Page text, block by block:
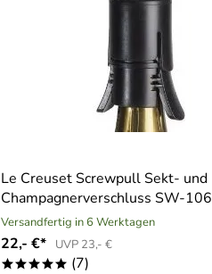
Le Creuset Screwpull Sekt- und
Champagnerverschluss SW-106
Versandfertig in 6 Werktagen
22,- €* UVP 23,- €
***** (7)